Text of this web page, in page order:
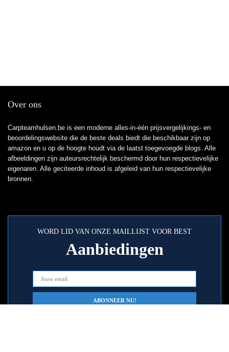
Over ons
Carpteamhulsen.be is een moderne alles-in-één prijsvergelijkings- en
beoordelingswebsite die de beste deals biedt die beschikbaar zijn op
amazon en u op de hoogte houdt via de laatst toegevoegde blogs. Alle
afbeeldingen zijn auteursrechtelijk beschermd door hun respectievelijke
eigenaren. Alle geciteerde inhoud is afgeleid van hun respectievelijke
bronnen.
WORD LID VAN ONZE MAILLIJST VOOR BEST
Aanbiedingen